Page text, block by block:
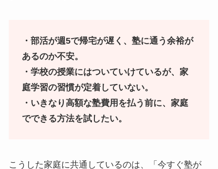
・部活が週5で帰宅が遅く、塾に通う余裕が
あるのか不安。
・学校の授業にはついていけているが、家
庭学習の習慣が定着していない。
・いきなり高額な塾費用を払う前に、家庭
でできる方法を試したい。
こうした家庭に共通しているのは、「今すぐ塾が